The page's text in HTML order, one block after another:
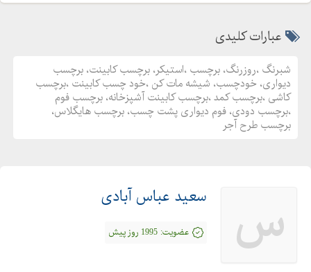
برچسب کاشی
برچسب کمد
برچسب کابینت آشپزخانه
برچسب فوم
برچسب دودی
شیشه مات کن سنتی
برش استیکر
عبارات کلیدی
شبرنگ ،روزرنگ، برچسب ،استیکر، برچسب کابینت، برچسب
دیواری، خودچسب، شیشه مات کن ،خود چسب کابینت ،برچسب
کاشی ،برچسب کمد ،برچسب کابینت آشپزخانه، برچسب فوم
،برچسب دودی، فوم دیواری پشت چسب، برچسب هایگلاس،
برچسب طرح آجر
س سعید عباس آبادی
عضویت: 1995 روز پیش